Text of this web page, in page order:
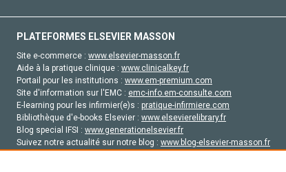
PLATEFORMES ELSEVIER MASSON
Site e-commerce : www.elsevier-masson.fr
Aide à la pratique clinique : www.clinicalkey.fr
Portail pour les institutions : www.em-premium.com
Site d'information sur l'EMC : emc-info.em-consulte.com
E-learning pour les infirmier(e)s : pratique-infirmiere.com
Bibliothèque d'e-books Elsevier : www.elsevierelibrary.fr
Blog special IFSI : www.generationelsevier.fr
Suivez notre actualité sur notre blog : www.blog-elsevier-masson.fr